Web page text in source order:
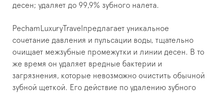
десен; удаляет до 99,9% зубного налета.
PechamLuxuryTravelпредлагает уникальное
сочетание давления и пульсации воды, тщательно
очищает межзубные промежутки и линии десен. В то
же время он удаляет вредные бактерии и
загрязнения, которые невозможно очистить обычной
зубной щеткой. Его действие по удалению зубного